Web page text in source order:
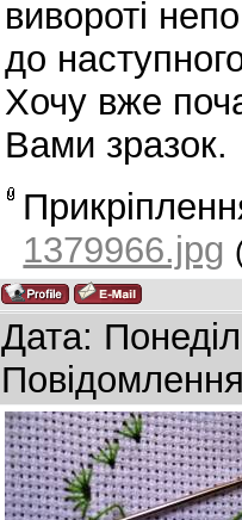
вивороті
до
Хочу вже
Вами зразок.
1379966.jpg
Дата: